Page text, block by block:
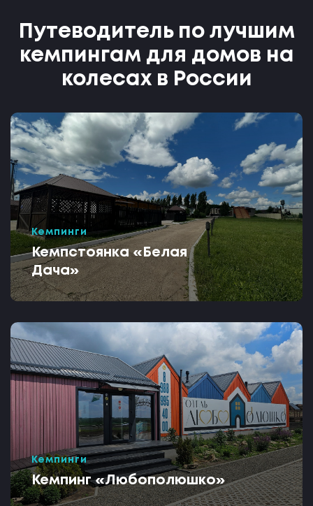
Путеводитель по лучшим
кемпингам для домов на
колесах в России
Кемпинги
Кемпстоянка «Белая
Дача»
Кемпинги
Кемпинг «Любополюшко»